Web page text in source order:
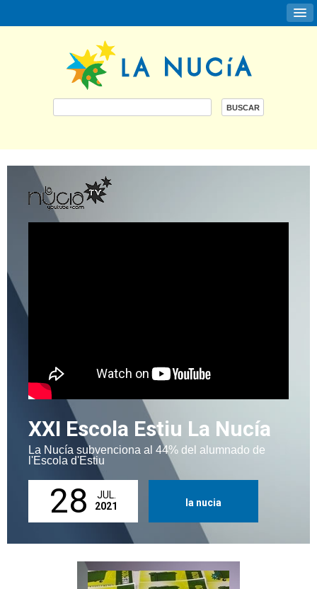
XXI Escola Estiu La Nucía
La Nucía subvenciona al 44% del alumnado de
l'Escola d'Estiu
28
JUL.
2021
la nucia